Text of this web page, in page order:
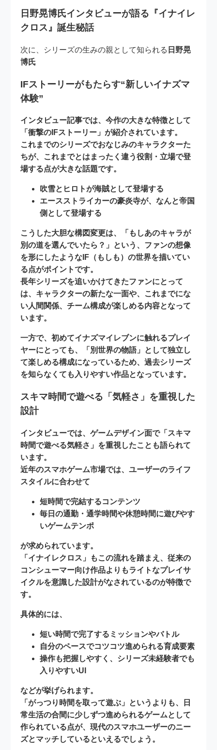
日野晃博氏インタビューが語る『イナイレ
クロス』誕生秘話
次に、シリーズの生みの親として知られる 日野晃
博氏
IFストーリーがもたらす“新しいイナズマ
体験”
インタビュー記事では、今作の大きな特徴として
「衝撃のIFストーリー」が紹介されています。
これまでのシリーズでおなじみのキャラクターた
ちが、これまでとはまったく違う役割・立場で登
場する点が大きな話題です。
吹雪と ヒロトが海賊として登場する
エースストライカーの豪炎寺が、なんと帝国
側 として登場する
こうした大胆な構図変更は、「もしあのキャラが
別の道を選んでいたら？」という、ファンの想像
を形にしたような IF（もしも）の世界を描いてい
る点がポイントです。
長年シリーズを追いかけてきたファンにとって
は、キャラクターの新たな一面や、これまでにな
い人間関係、チーム構成が楽しめる内容となって
います。
一方で、初めてイナズマイレブンに触れるプレイ
ヤーにとっても、
「別世界の物語」として独立し
て楽しめる構成になっているため、過去シリーズ
を知らなくても入りやすい作品となっています。
スキマ時間で遊べる「気軽さ」を重視した
設計
インタビューでは、ゲームデザイン面で「スキマ
時間で遊べる気軽さ」 を重視したことも語られて
います。
近年のスマホゲーム市場では、ユーザーのライフ
スタイルに合わせて
短時間で完結するコンテンツ
毎日の通勤・通学時間や休憩時間に遊びやす
いゲームテンポ
が求められています。
「イナイレクロス」もこの流れを踏まえ、従来の
コンシューマー向け作品よりもライトなプレイサ
イクルを意識した設計がなされているのが特徴で
す。
具体的には、
短い時間で完了するミッションやバトル
自分のペースでコツコツ進められる育成要素
操作も把握しやすく、シリーズ未経験者でも
入りやすいUI
などが挙げられます。
「がっつり時間を取って遊ぶ」というよりも、
日
常生活の合間に少しずつ進められるゲームとして
作られている点が、現代のスマホユーザーのニー
ズとマッチしているといえるでしょう。